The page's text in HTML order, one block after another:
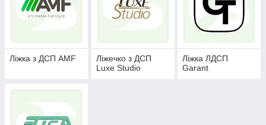
Ліжка з ДСП AMF
Ліжечко з ДСП
Luxe Studio
Ліжка ЛДСП
Garant